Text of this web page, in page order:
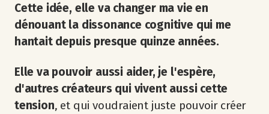
Cette idée, elle va changer ma vie en
dénouant la dissonance cognitive qui me
hantait depuis presque quinze années.
Elle va pouvoir aussi aider, je l'espère,
d'autres créateurs qui vivent aussi cette
tension, et qui voudraient juste pouvoir créer